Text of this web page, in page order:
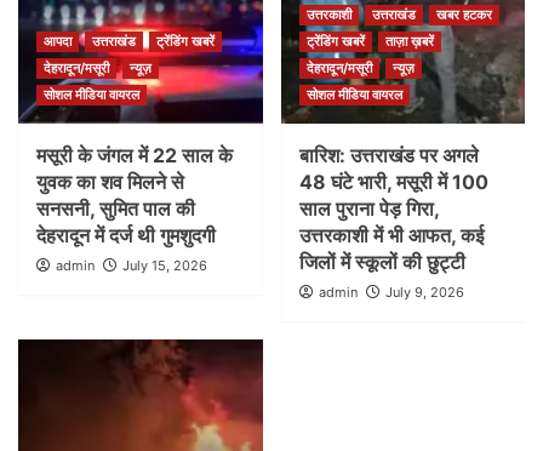
आपदा उत्तराखंड
ट्रेंडिंग खबरें
देहरादून/मसूरी
न्यूज़
सोशल मीडिया वायरल
मसूरी के जंगल में 22 साल के
युवक का शव मिलने से
सनसनी, सुमित पाल की
देहरादून में दर्ज थी गुमशुदगी
admin July 15, 2026
उत्तरकाशी उत्तराखंड
खबर हटकर
ट्रेंडिंग खबरें
ताज़ा ख़बरें
देहरादून/मसूरी
न्यूज़
सोशल मीडिया वायरल
बारिश: उत्तराखंड पर अगले
48 घंटे भारी, मसूरी में 100
साल पुराना पेड़ गिरा,
उत्तरकाशी में भी आफत, कई
जिलों में स्कूलों की छुट्टी
admin July 9, 2026